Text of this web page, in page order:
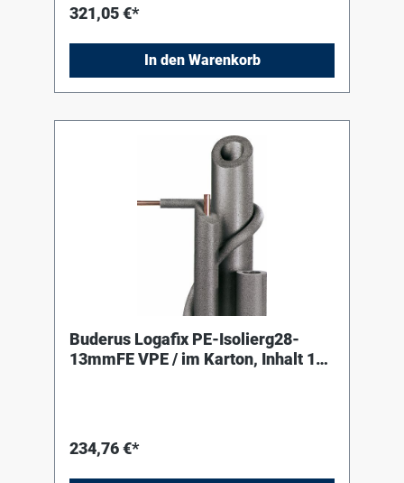
321,05 €*
In den Warenkorb
Buderus Logafix PE-Isolierg28-
13mmFE VPE / im Karton, Inhalt 140
234,76 €*